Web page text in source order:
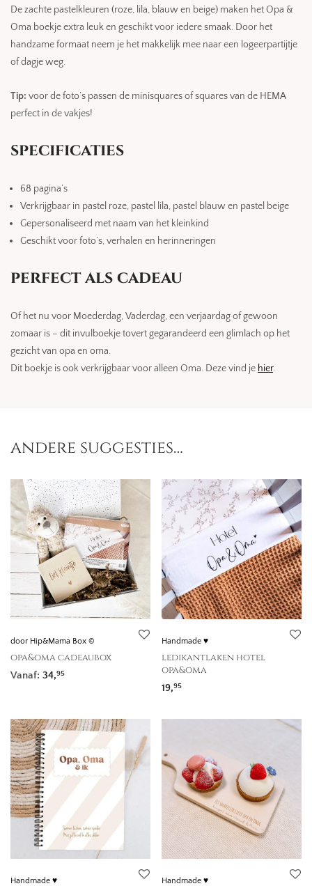
De zachte pastelkleuren (roze, lila, blauw en beige) maken het Opa &
Oma boekje extra leuk en geschikt voor iedere smaak. Door het
handzame formaat neem je het makkelijk mee naar een logeerpartijtje
of dagje weg.
Tip: voor de foto’s passen de minisquares of squares van de HEMA
perfect in de vakjes!
specificaties
68 pagina’s
Verkrijgbaar in pastel roze, pastel lila, pastel blauw en pastel beige
Gepersonaliseerd met naam van het kleinkind
Geschikt voor foto’s, verhalen en herinneringen
perfect als cadeau
Of het nu voor Moederdag, Vaderdag, een verjaardag of gewoon
zomaar is – dit invulboekje tovert gegarandeerd een glimlach op het
gezicht van opa en oma.
Dit boekje is ook verkrijgbaar voor alleen Oma. Deze vind je hier.
andere suggesties…
door Hip&Mama Box ©
opa&oma cadeaubox
Vanaf: 34,95
Handmade ♥
ledikantlaken hotel
opa&oma
19,95
Handmade ♥ Handmade ♥